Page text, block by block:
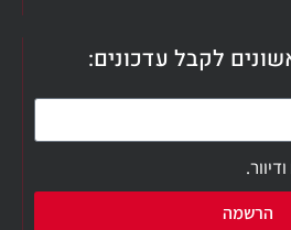
לקבל עדכונים:
הרשמה